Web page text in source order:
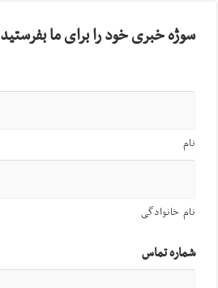
سوژه خبری خود را برای ما بفرستید
نام
نام خانوادگی
شماره تماس